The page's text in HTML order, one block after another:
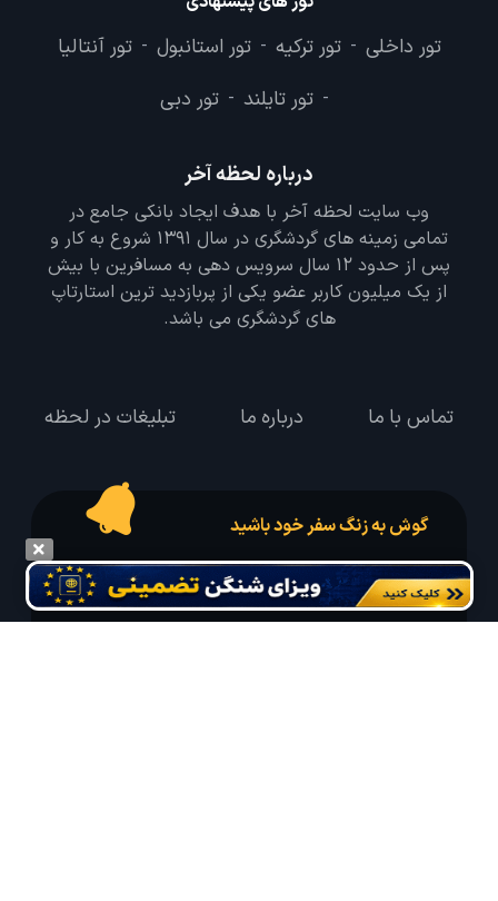
تور داخلی - تور ترکیه - تور استانبول - تور آنتالیا
- تور تایلند - تور دبی
درباره لحظه آخر
وب سایت لحظه آخر با هدف ایجاد بانکی جامع در
تمامی زمینه های گردشگری در سال 1391 شروع به کار و
پس از حدود 12 سال سرویس دهی به مسافرین با بیش
از یک میلیون کاربر عضو یکی از پربازدید ترین استارتاپ
های گردشگری می باشد.
تماس با ما درباره ما تبلیغات در لحظه
گوش به زنگ سفر خود باشید
درخواست سفر خود را در مدت زمان دلخواه ثبت و پیامک بهترین آفر مربوط به تور
درخواستی خود را دریافت نمایید